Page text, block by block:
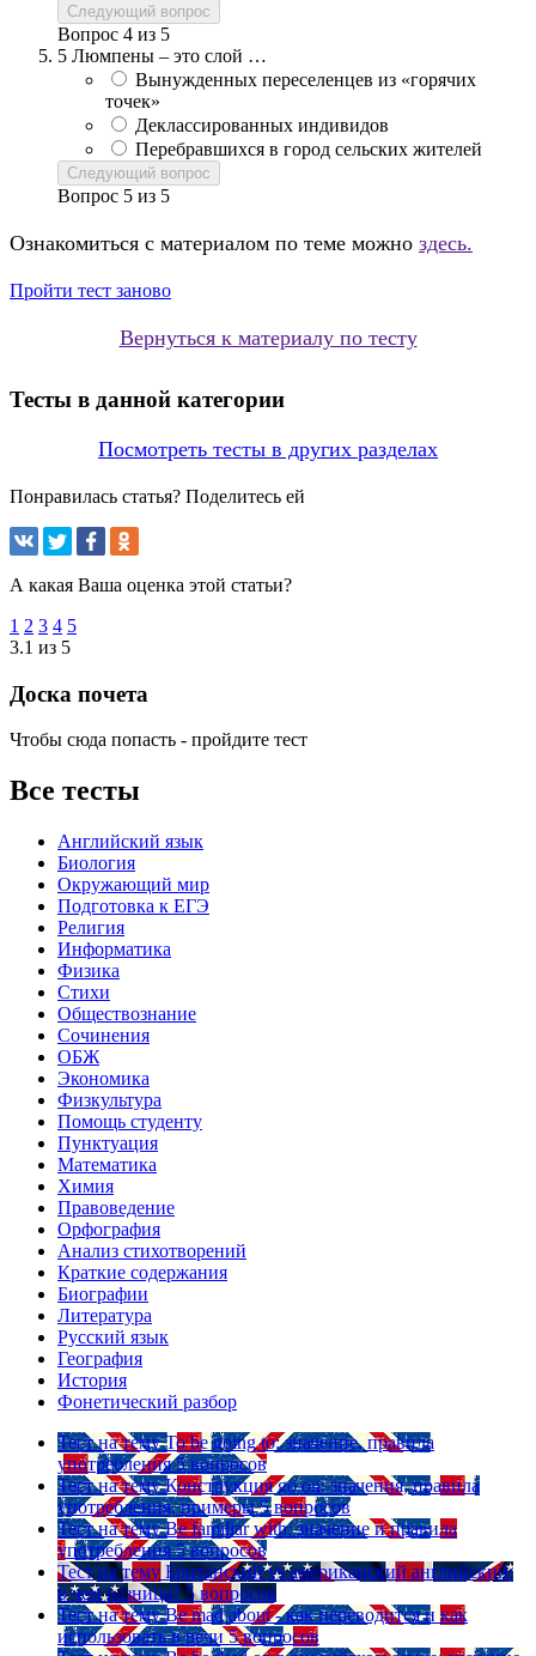
Следующий вопрос
Вопрос 4 из 5
5 Люмпены – это слой …
Вынужденных переселенцев из «горячих
точек»
Деклассированных индивидов
Перебравшихся в город сельских жителей
Следующий вопрос
Вопрос 5 из 5
Ознакомиться с материалом по теме можно здесь.
Пройти тест заново
Вернуться к материалу по тесту
Тесты в данной категории
Посмотреть тесты в других разделах
Понравилась статья? Поделитесь ей
А какая Ваша оценка этой статьи?
1 2 3 4 5
3.1 из 5
Доска почета
Чтобы сюда попасть - пройдите тест
Все тесты
Английский язык
Биология
Окружающий мир
Подготовка к ЕГЭ
Религия
Информатика
Физика
Стихи
Обществознание
Сочинения
ОБЖ
Экономика
Физкультура
Помощь студенту
Пунктуация
Математика
Химия
Правоведение
Орфография
Анализ стихотворений
Краткие содержания
Биографии
Литература
Русский язык
География
История
Фонетический разбор
Тест на тему To be going to: значение, правила
употребления 5 вопросов
Тест на тему Конструкция go on: значения, правила
употребления, примеры 5 вопросов
Тест на тему Be familiar with: значение и правила
употребления 5 вопросов
Тест на тему Британский vs американский английский:
в чем разница? 5 вопросов
Тест на тему Be mad about - как переводится и как
использовать в речи 5 вопросов